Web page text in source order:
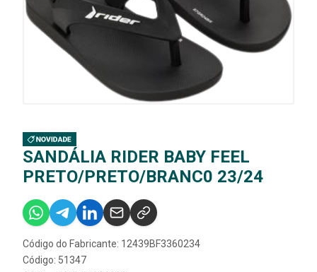
SANDÁLIA RIDER BABY FEEL
PRETO/PRETO/BRANC0 23/24
Código do Fabricante: 12439BF3360234
Código: 51347